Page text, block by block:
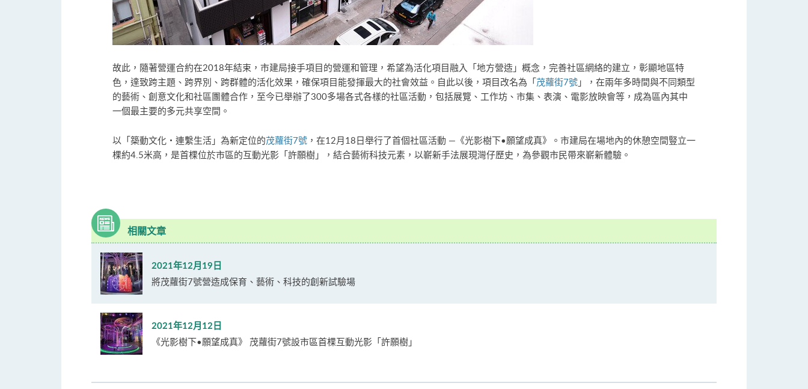
故此，隨著營運合約在2018年結束，市建局接手項目的營運和管理，希望為活化項目融入「地方營造」概念，完善社區網絡的建立，彰顯地區特
色，達致跨主題、跨界別、跨群體的活化效果，確保項目能發揮最大的社會效益。自此以後，項目改名為「茂蘿街7號 」，在兩年多時間與不同類型
的藝術、創意文化和社區團體合作，至今已舉辦了300多場各式各樣的社區活動，包括展覽、工作坊、市集、表演、電影放映會等，成為區內其中
一個最主要的多元共享空間。
以「築動文化‧連繫生活」為新定位的茂蘿街7號 ，在12月18日舉行了首個社區活動 —《光影樹下•願望成真》。市建局在場地內的休憩空間豎立一
棵約4.5米高，是首棵位於市區的互動光影「許願樹」，結合藝術科技元素，以嶄新手法展現灣仔歷史，為參觀市民帶來嶄新體驗。
相關文章
2021年12月19日
將茂蘿街7號營造成保育、藝術、科技的創新試驗場
2021年12月12日
《光影樹下•願望成真》 茂蘿街7號設市區首棵互動光影「許願樹」